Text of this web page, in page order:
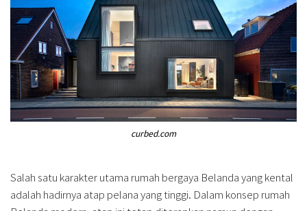
curbed.com
Salah satu karakter utama rumah bergaya Belanda yang kental
adalah hadirnya atap pelana yang tinggi. Dalam konsep rumah